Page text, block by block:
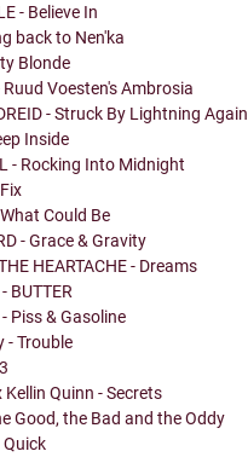
- Believe In
back to Nen'ka
Blonde
Ruud Voesten's Ambrosia
- Struck By Lightning Again
Inside
- Rocking Into Midnight
Could Be
- Grace & Gravity
HEARTACHE - Dreams
BUTTER
Piss & Gasoline
- Trouble
Quinn - Secrets
Good, the Bad and the Oddy
Quick